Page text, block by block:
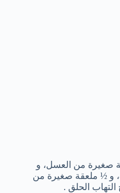
صغيرة من العسل، و
و ½ ملعقة صغيرة من
التهاب الحلق .